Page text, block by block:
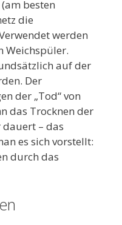
besten
die
werden
Weichspüler.
auf der
Der
der „Tod“ von
das Trocknen der
dauert – das
es sich vorstellt:
durch das